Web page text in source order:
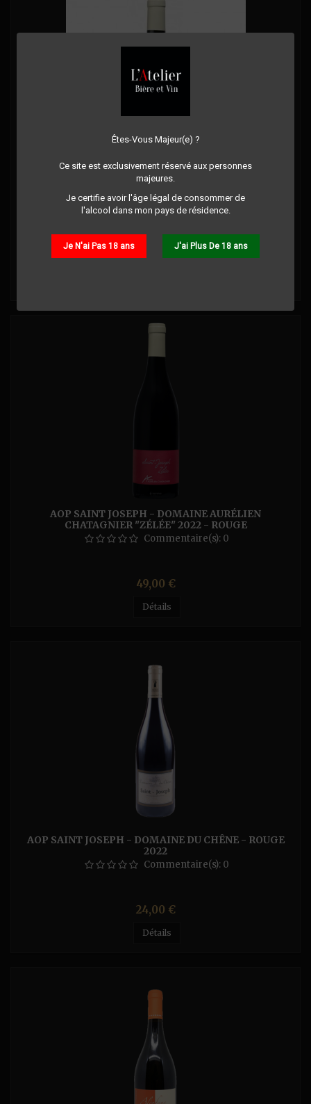
Êtes-Vous Majeur(e) ?
Ce site est exclusivement réservé aux personnes
majeures.
Je certifie avoir l'âge légal de consommer de
l'alcool dans mon pays de résidence.
Je N'ai Pas 18 ans J'ai Plus De 18 ans
AOP SAINT JOSEPH - DOMAINE AURÉLIEN
CHATAGNIER "LA SYBARITE" 2023 - ROUGE
Commentaire(s):0
Prix
30,00 €
AOP SAINT JOSEPH - DOMAINE AURÉLIEN
CHATAGNIER "ZÉLÉE" 2022 - ROUGE
Commentaire(s): 0
Prix
49,00 €
Détails
AOP SAINT JOSEPH - DOMAINE DU CHÊNE - ROUGE
2022
Commentaire(s): 0
Prix
24,00 €
Détails